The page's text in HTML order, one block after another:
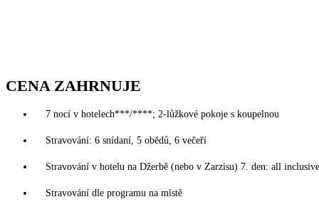
CENA ZAHRNUJE
7 nocí v hotelech***/****; 2-lůžkové pokoje s koupelnou
Stravování: 6 snídaní, 5 obědů, 6 večeří
Stravování v hotelu na Džerbě (nebo v Zarzisu) 7. den: all inclusive
Stravování dle programu na místě